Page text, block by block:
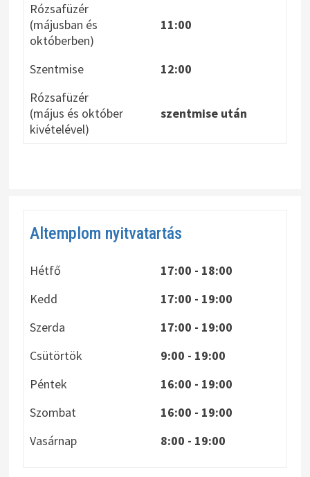
Rózsafüzér
(májusban és
októberben)
11:00
Szentmise
12:00
Rózsafüzér
(május és október
kivételével)
szentmise után
Altemplom nyitvatartás
Hétfő
17:00 - 18:00
Kedd
17:00 - 19:00
Szerda
17:00 - 19:00
Csütörtök
9:00 - 19:00
Péntek
16:00 - 19:00
Szombat
16:00 - 19:00
Vasárnap
8:00 - 19:00